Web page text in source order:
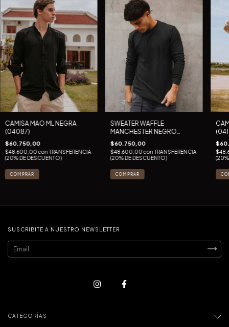
CAMISA MAO ML NEGRA
(04087)
$60.750,00
$48.600,00con TRANSFERENCIA
(20% DE DESCUENTO)
COMPRAR
SWEATER WAFFLE
MANCHESTER NEGRO
(00848)
$60.750,00
$48.600,00con TRANSFERENCIA
(20% DE DESCUENTO)
COMPRAR
(20%
SUSCRIBITE A NUESTRO NEWSLETTER
CATEGORÍAS